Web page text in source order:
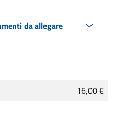
da allegare
16,00 €